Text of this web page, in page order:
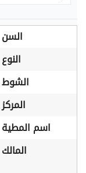
السن
النوع
الشوط
المركز
اسم المطية
المالك